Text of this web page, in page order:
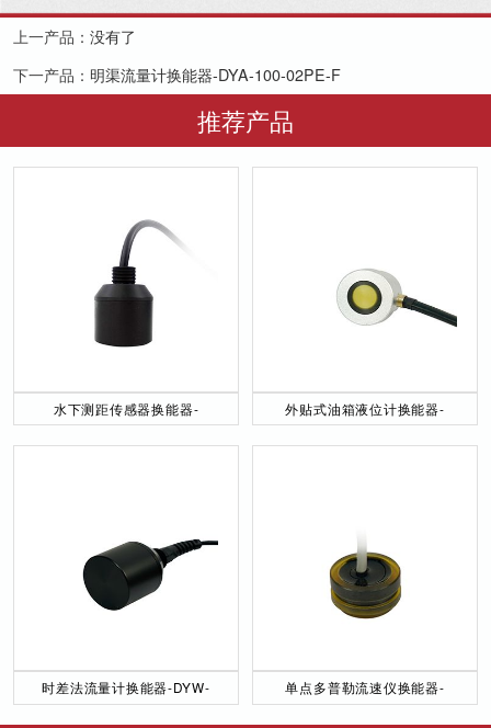
上一产品： 没有了
下一产品： 明渠流量计换能器-DYA-100-02PE-F
推荐产品
水下测距传感器换能器-
外贴式油箱液位计换能器-
时差法流量计换能器-DYW-
单点多普勒流速仪换能器-